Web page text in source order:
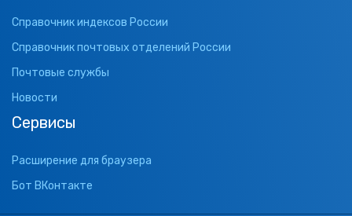
Справочник индексов России
Справочник почтовых отделений России
Почтовые службы
Новости
Сервисы
Расширение для браузера
Бот ВКонтакте